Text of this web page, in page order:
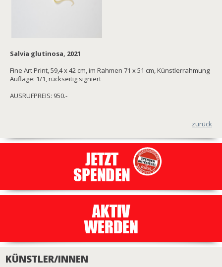
Salvia glutinosa, 2021
Fine Art Print, 59,4 x 42 cm, im Rahmen 71 x 51 cm, Künstlerrahmung
Auflage: 1/1, rückseitig signiert
AUSRUFPREIS: 950.-
zurück
KÜNSTLER/INNEN